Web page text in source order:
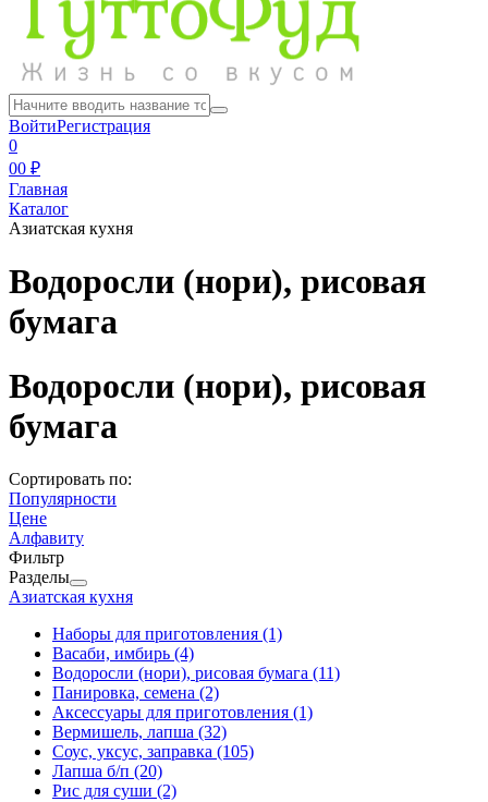
ВойтиРегистрация
0
00 ₽
Главная
Каталог
Азиатская кухня
Водоросли (нори), рисовая
бумага
Водоросли (нори), рисовая
бумага
Сортировать по:
Популярности
Цене
Алфавиту
Фильтр
Разделы
Азиатская кухня
Наборы для приготовления (1)
Васаби, имбирь (4)
Водоросли (нори), рисовая бумага (11)
Панировка, семена (2)
Аксессуары для приготовления (1)
Вермишель, лапша (32)
Соус, уксус, заправка (105)
Лапша б/п (20)
Рис для суши (2)